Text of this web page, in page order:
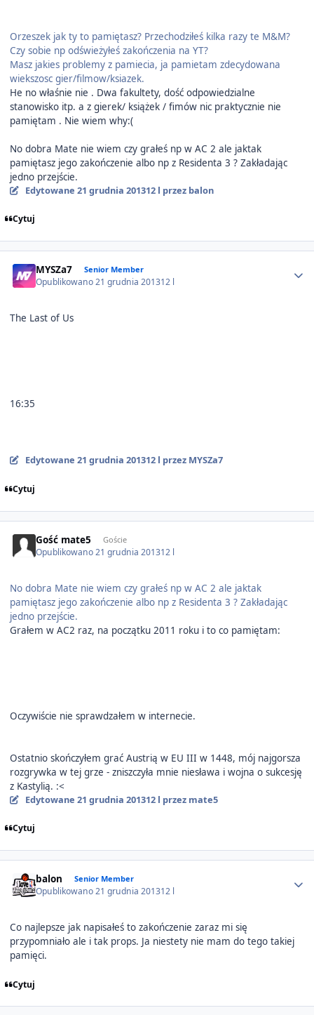
Orzeszek jak ty to pamiętasz? Przechodziłeś kilka razy te M&M?
Czy sobie np odświeżyłeś zakończenia na YT?
Masz jakies problemy z pamiecia, ja pamietam zdecydowana
wiekszosc gier/filmow/ksiazek.
He no właśnie nie . Dwa fakultety, dość odpowiedzialne
stanowisko itp. a z gierek/ książek / fimów nic praktycznie nie
pamiętam . Nie wiem why:(
No dobra Mate nie wiem czy grałeś np w AC 2 ale jaktak
pamiętasz jego zakończenie albo np z Residenta 3 ? Zakładając
jedno przejście.
Edytowane 21 grudnia 201312 l przez balon
Cytuj
MYSZa7 Senior Member
Opublikowano21 grudnia 201312 l
The Last of Us
16:35
Edytowane 21 grudnia 201312 l przez MYSZa7
Cytuj
Gość mate5 Goście
Opublikowano21 grudnia 201312 l
No dobra Mate nie wiem czy grałeś np w AC 2 ale jaktak
pamiętasz jego zakończenie albo np z Residenta 3 ? Zakładając
jedno przejście.
Grałem w AC2 raz, na początku 2011 roku i to co pamiętam:
Oczywiście nie sprawdzałem w internecie.
Ostatnio skończyłem grać Austrią w EU III w 1448, mój najgorsza
rozgrywka w tej grze - zniszczyła mnie niesława i wojna o sukcesję
z Kastylią. :<
Edytowane 21 grudnia 201312 l przez mate5
Cytuj
balon Senior Member
Opublikowano21 grudnia 201312 l
Co najlepsze jak napisałeś to zakończenie zaraz mi się
przypomniało ale i tak props. Ja niestety nie mam do tego takiej
pamięci.
Cytuj